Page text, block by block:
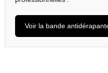
Voir la bande